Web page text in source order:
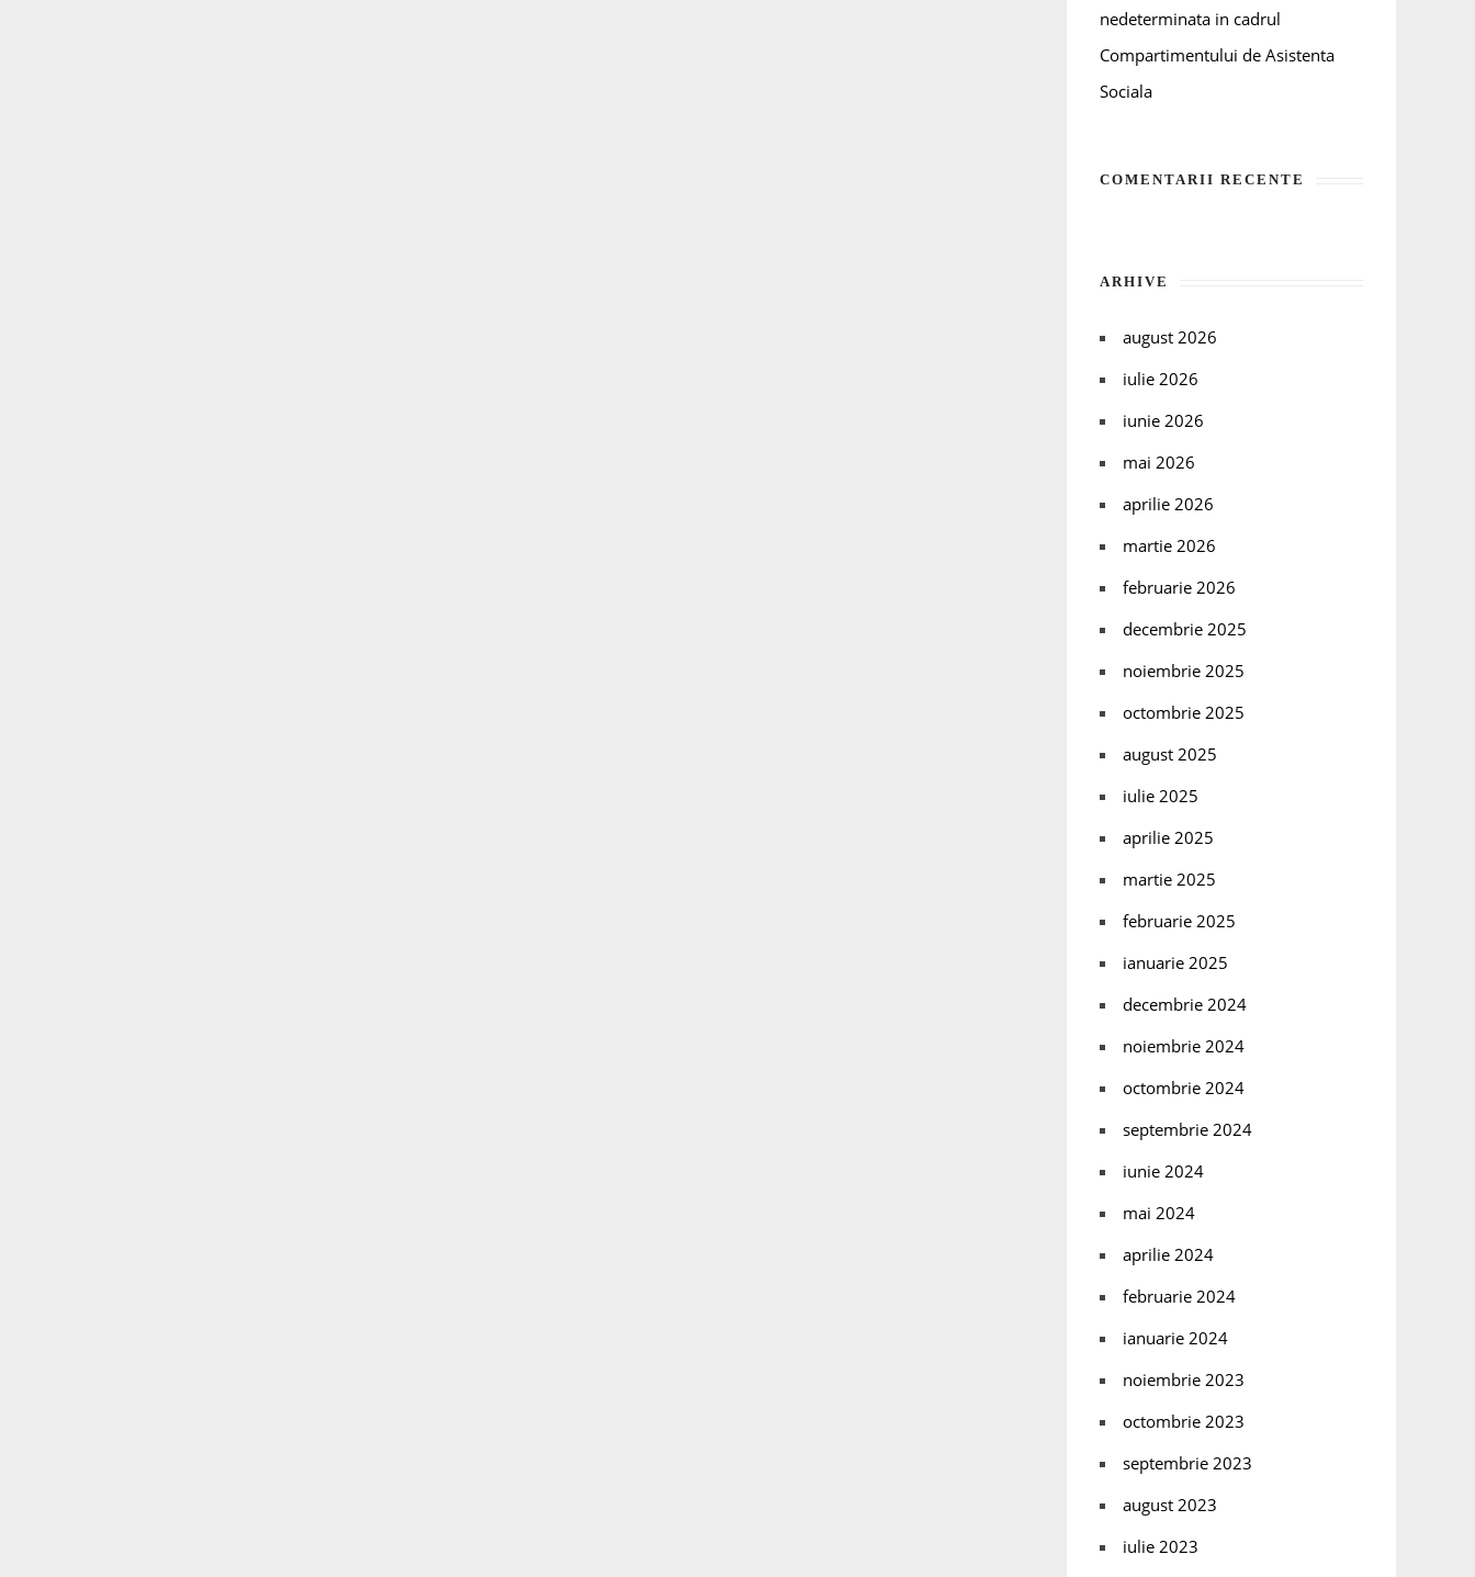
nedeterminata in cadrul
Compartimentului de Asistenta
Sociala
COMENTARII RECENTE
ARHIVE
august 2026
iulie 2026
iunie 2026
mai 2026
aprilie 2026
martie 2026
februarie 2026
decembrie 2025
noiembrie 2025
octombrie 2025
august 2025
iulie 2025
aprilie 2025
martie 2025
februarie 2025
ianuarie 2025
decembrie 2024
noiembrie 2024
octombrie 2024
septembrie 2024
iunie 2024
mai 2024
aprilie 2024
februarie 2024
ianuarie 2024
noiembrie 2023
octombrie 2023
septembrie 2023
august 2023
iulie 2023